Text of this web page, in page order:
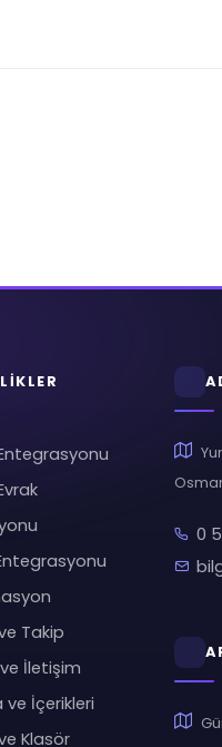
Takip
İletişim
ve İçerikleri
Klasör
0